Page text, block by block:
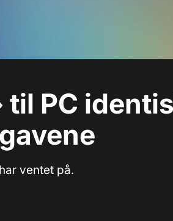
til PC
ventet på.